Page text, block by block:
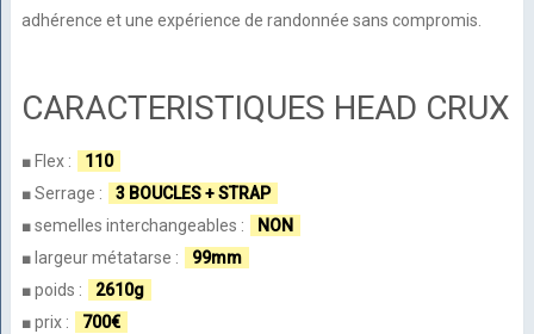
adhérence et une expérience de randonnée sans compromis.
CARACTERISTIQUES HEAD CRUX
■ Flex :
110
■ Serrage :
3 BOUCLES + STRAP
■ semelles interchangeables :
NON
■ largeur métatarse :
99mm
■ poids :
2610g
■ prix :
700€